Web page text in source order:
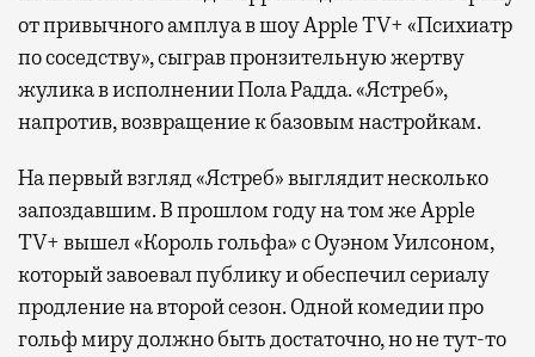
от привычного амплуа в шоу Apple TV+ «Психиатр
по соседству», сыграв пронзительную жертву
жулика в исполнении Пола Радда. «Ястреб»,
напротив, возвращение к базовым настройкам.
На первый взгляд «Ястреб» выглядит несколько
запоздавшим. В прошлом году на том же Apple
TV+ вышел «Король гольфа» с Оуэном Уилсоном,
который завоевал публику и обеспечил сериалу
продление на второй сезон. Одной комедии про
гольф миру должно быть достаточно, но не тут-то